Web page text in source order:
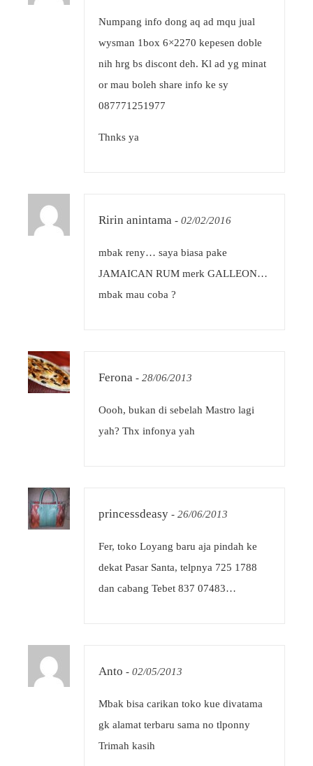
Numpang info dong aq ad mqu jual
wysman 1box 6×2270 kepesen doble
nih hrg bs discont deh. Kl ad yg minat
or mau boleh share info ke sy
087771251977
Thnks ya
Ririn anintama - 02/02/2016
mbak reny… saya biasa pake
JAMAICAN RUM merk GALLEON…
mbak mau coba ?
Ferona - 28/06/2013
Oooh, bukan di sebelah Mastro lagi
yah? Thx infonya yah
princessdeasy - 26/06/2013
Fer, toko Loyang baru aja pindah ke
dekat Pasar Santa, telpnya 725 1788
dan cabang Tebet 837 07483…
Anto - 02/05/2013
Mbak bisa carikan toko kue divatama
gk alamat terbaru sama no tlponny
Trimah kasih